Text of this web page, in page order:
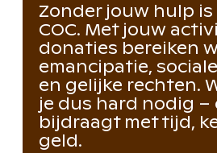
Zonder jouw hulp is
COC. Met jouw
donaties bereiken
emancipatie,
en gelijke rechten.
je dus hard nodig –
bijdraagt met tijd,
geld.